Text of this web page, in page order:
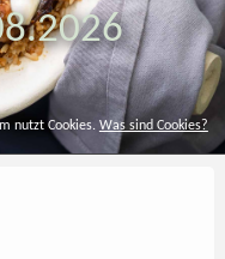
nutzt Cookies. Was sind Cookies?